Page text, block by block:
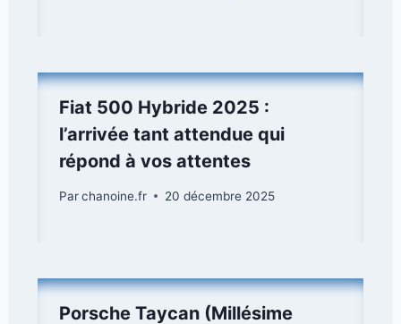
Fiat 500 Hybride 2025 :
l’arrivée tant attendue qui
répond à vos attentes
Parchanoine.fr 20 décembre 2025
Porsche Taycan (Millésime